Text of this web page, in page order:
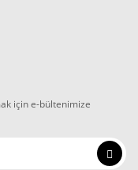
için e-bültenimize